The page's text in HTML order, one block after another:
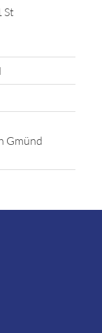
St
Gmünd